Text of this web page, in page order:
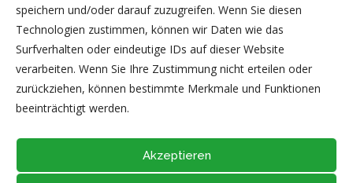
speichern und/oder darauf zuzugreifen. Wenn Sie diesen
Technologien zustimmen, können wir Daten wie das
Surfverhalten oder eindeutige IDs auf dieser Website
verarbeiten. Wenn Sie Ihre Zustimmung nicht erteilen oder
zurückziehen, können bestimmte Merkmale und Funktionen
beeinträchtigt werden.
Akzeptieren
2021
2020